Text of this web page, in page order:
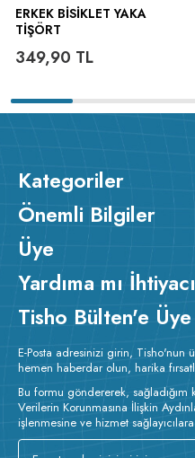
ERKEK BISIKLET YAKA
TIŞÖRT
349,90 TL
Kategoriler
Önemli Bilgiler
Üye
Yardıma mı
Tisho Bülten'e
E-Posta adresinizi girin, Tisho'nun
hemen haberdar olun, harika
Bu formu göndererek, sağladığım
Verilerin Korunmasına İlişkin
işlenmesine ve hizmet sağlayıcılara